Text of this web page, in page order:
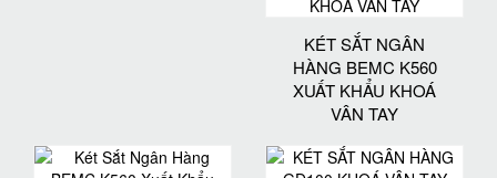
KÉT SẮT NGÂN
HÀNG BEMC K560
XUẤT KHẨU KHOÁ
VÂN TAY